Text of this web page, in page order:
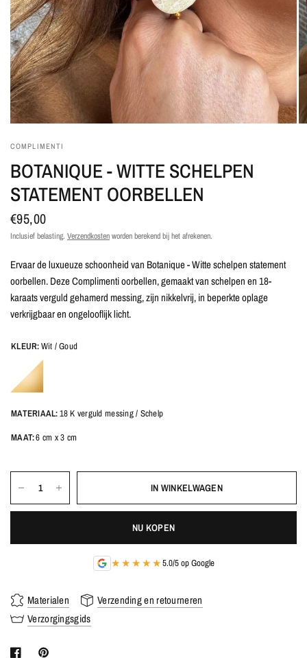
COMPLIMENTI
BOTANIQUE - WITTE SCHELPEN
STATEMENT OORBELLEN
€95,00
Inclusief belasting. Verzendkostenworden berekend bij het afrekenen.
Ervaar de luxueuze schoonheid van Botanique - Witte schelpen statement
oorbellen. Deze Complimenti oorbellen, gemaakt van schelpen en 18-
karaats verguld gehamerd messing, zijn nikkelvrij, in beperkte oplage
verkrijgbaar en ongelooflijk licht.
KLEUR:Wit / Goud
MATERIAAL:18 K verguld messing / Schelp
MAAT:6 cm x 3 cm
IN WINKELWAGEN
NU KOPEN
★★★★★5.0/5 op Google
Materialen
Verzending en retourneren
Verzorgingsgids